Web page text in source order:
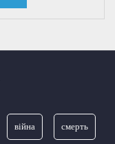
війна смерть